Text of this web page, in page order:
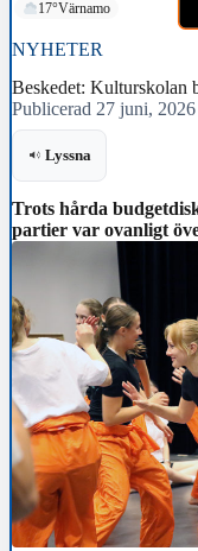
17°Värnamo
NYHETER
Beskedet: Kulturskolan
Publicerad 27 juni,
Lyssna
Trots hårda
partier var ovanligt